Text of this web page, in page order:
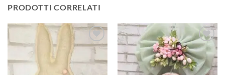
PRODOTTI CORRELATI
Aggiungi
alla lista
dei
Aggiungi
alla lista
dei
desideri